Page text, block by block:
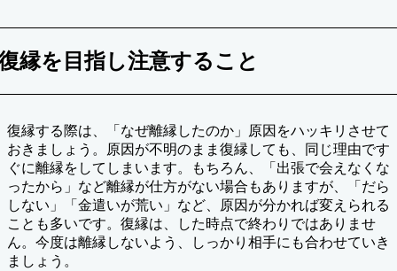
縁を目指し注意すること
復縁する際は、「なぜ離縁したのか」原因をハッキリさせて
おきましょう。原因が不明のまま復縁しても、同じ理由です
ぐに離縁をしてしまいます。もちろん、「出張で会えなくな
ったから」など離縁が仕方がない場合もありますが、「だら
しない」「金遣いが荒い」など、原因が分かれば変えられる
ことも多いです。復縁は、した時点で終わりではありませ
ん。今度は離縁しないよう、しっかり相手にも合わせていき
ましょう。